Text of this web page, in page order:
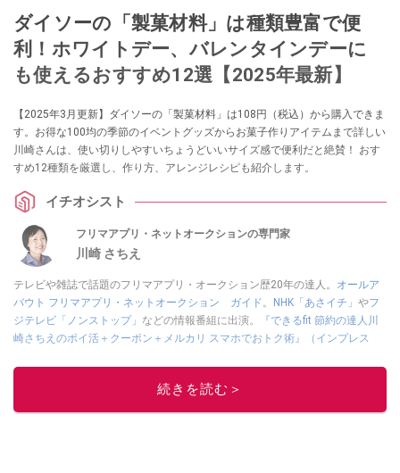
ダイソーの「製菓材料」は種類豊富で便
利！ホワイトデー、バレンタインデーに
も使えるおすすめ12選【2025年最新】
【2025年3月更新】ダイソーの「製菓材料」は108円（税込）から購入できま
す。お得な100均の季節のイベントグッズからお菓子作りアイテムまで詳しい
川崎さんは、使い切りしやすいちょうどいいサイズ感で便利だと絶賛！ おす
すめ12種類を厳選し、作り方、アレンジレシピも紹介します。
イチオシスト
フリマアプリ・ネットオークションの専門家
川崎 さちえ
テレビや雑誌で話題のフリマアプリ・オークション歴20年の達人。 オールア
バウト フリマアプリ・ネットオークション ガイド。 NHK「あさイチ」 やフ
ジテレビ「ノンストップ」 などの情報番組に出演。
『できるfit 節約の達人川
崎さちえのポイ活＋クーポン＋メルカリ スマホでおトク術』（インプレス
的に稼ぐ！』（翔泳社刊）
■経歴：2003年、夫が子育てをするために、突然会社を辞める。翌月からの
続きを読む＞